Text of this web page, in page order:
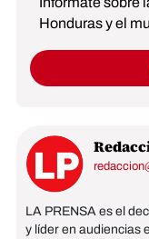
Honduras y el
LA PRENSA es el
y líder en audiencias